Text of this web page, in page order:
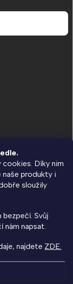
cookies. Díky nim
naše produkty i
sloužily
bezpečí. Svůj
nám napsat.
najdete ZDE.
a SVJ